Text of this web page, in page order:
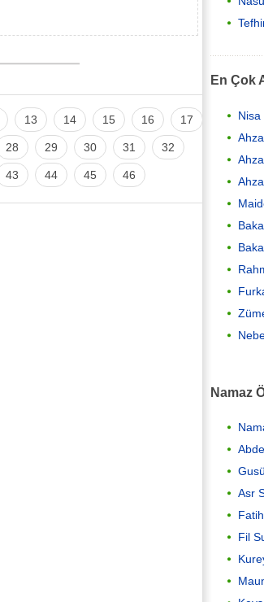
13 14 15 16 17
28 29 30 31 32
43 44 45 46
En Çok
Nisa
Namaz
Asr
Fil